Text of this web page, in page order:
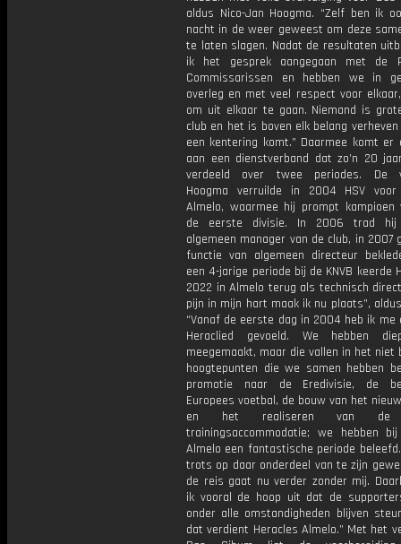
aldus Nico-Jan Hoogma. “Zelf ben ik
nacht in de weer geweest om deze
te laten slagen. Nadat de resultaten
ik het gesprek aangegaan met de
Commissarissen en hebben we in
overleg en met veel respect voor
om uit elkaar te gaan. Niemand is
club en het is boven elk belang
een kentering komt.” Daarmee komt er
aan een dienstverband dat zo’n 20
verdeeld over twee periodes. De
Hoogma verruilde in 2004 HSV voor
Almelo, waarmee hij prompt kampioen
de eerste divisie. In 2006 trad
algemeen manager van de club, in 2007
functie van algemeen directeur
een 4-jarige periode bij de KNVB keerde
2022 in Almelo terug als technisch
pijn in mijn hart maak ik nu plaats”,
“Vanaf de eerste dag in 2004 heb ik me
Heraclied gevoeld. We hebben
meegemaakt, maar die vallen in het niet
hoogtepunten die we samen hebben
promotie naar de Eredivisie, de
Europees voetbal, de bouw van het
en het realiseren van de
trainingsaccommodatie; we hebben
Almelo een fantastische periode
trots op daar onderdeel van te zijn
de reis gaat nu verder zonder mij.
ik vooral de hoop uit dat de
onder alle omstandigheden blijven
dat verdient Heracles Almelo.” Met het